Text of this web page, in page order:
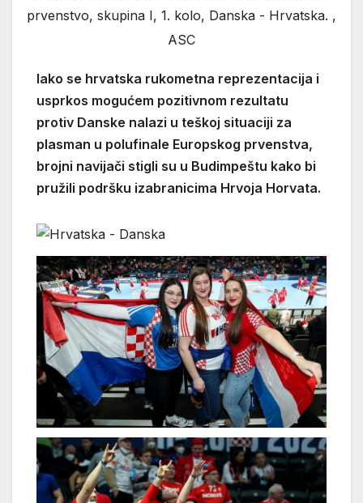
prvenstvo, skupina I, 1. kolo, Danska - Hrvatska. ,
ASC
Iako se hrvatska rukometna reprezentacija i
usprkos mogućem pozitivnom rezultatu
protiv Danske nalazi u teškoj situaciji za
plasman u polufinale Europskog prvenstva,
brojni navijači stigli su u Budimpeštu kako bi
pružili podršku izabranicima Hrvoja Horvata.